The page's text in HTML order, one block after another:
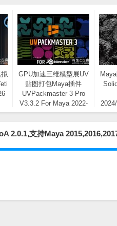
GPU加速三维模型展UV
贴图打包Maya插件
UVPackmaster 3 Pro
V3.3.2 For Maya 2022-
2025 Win
2.0.1,支持Maya